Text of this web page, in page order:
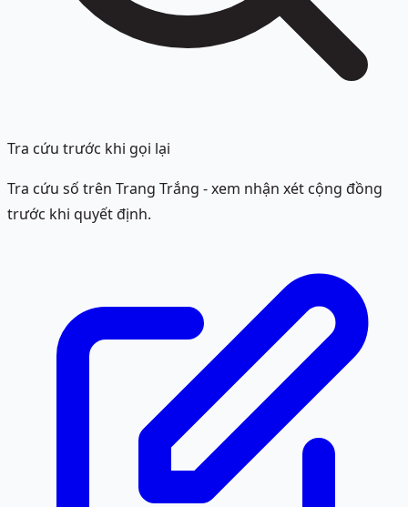
Tra cứu trước khi gọi lại
Tra cứu số trên Trang Trắng - xem nhận xét cộng đồng
trước khi quyết định.